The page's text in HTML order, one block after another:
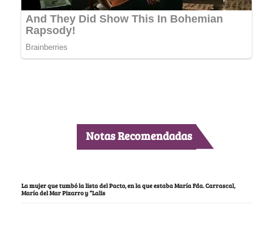
Notas Recomendadas
La mujer que tumbó la lista del Pacto, en la que estaba María Fda. Carrascal,
María del Mar Pizarro y “Lalis